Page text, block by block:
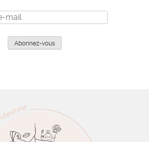
Abonnez-vous